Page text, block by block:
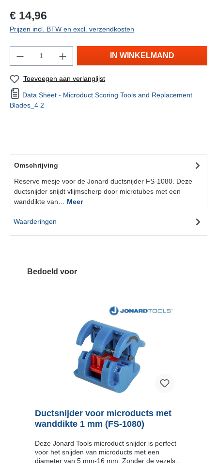
€ 14,96
Prijzen incl. BTW en excl. verzendkosten
IN WINKELMAND
Toevoegen aan verlanglijst
Data Sheet - Microduct Scoring Tools and Replacement
Blades_4 2
Omschrijving
Reserve mesje voor de Jonard ductsnijder FS-1080. Deze
ductsnijder snijdt vlijmscherp door microtubes met een
wanddikte van… Meer
Waarderingen
Bedoeld voor
Ductsnijder voor microducts met
wanddikte 1 mm (FS-1080)
Deze Jonard Tools microduct snijder is perfect
voor het snijden van microducts met een
diameter van 5 mm-16 mm. Zonder de vezels